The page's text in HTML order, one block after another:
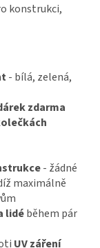
konstrukci,
- bílá, zelená,
zdarma
- žádné
maximálně
lidéběhem pár
UV záření